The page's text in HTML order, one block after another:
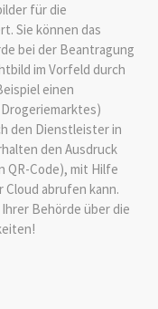
für die
Sie können das
bei der Beantragung
im Vorfeld durch
einen
den Dienstleister in
den Ausdruck
QR-Code), mit Hilfe
Cloud abrufen kann.
Behörde über die